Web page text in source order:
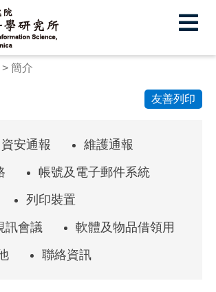
簡介
友善列印
資安通報
維護通報
帳號及電子郵件系統
列印裝置
訊會議
軟體及物品借領用
聯絡資訊